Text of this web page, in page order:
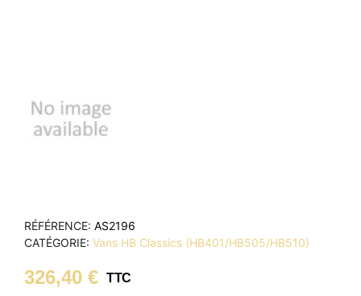
RÉFÉRENCE AS2196
CATÉGORIE Vans HB Classics (HB401/HB505/HB510)
326,40 € TTC